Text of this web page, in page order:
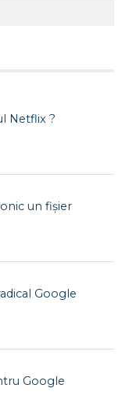
Netflix ?
un fișier
Google
Google